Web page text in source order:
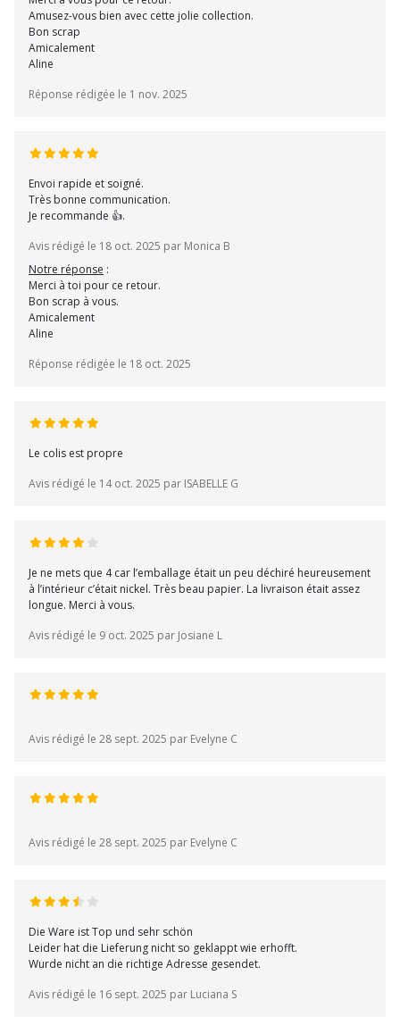
Amusez-vous bien avec cette jolie collection.
Bon scrap
Amicalement
Aline
Réponse rédigée le 1 nov. 2025
Envoi rapide et soigné.
Très bonne communication.
Je recommande 👍.
Avis rédigé le 18 oct. 2025 par Monica B
Notre réponse :
Merci à toi pour ce retour.
Bon scrap à vous.
Amicalement
Aline
Réponse rédigée le 18 oct. 2025
Le colis est propre
Avis rédigé le 14 oct. 2025 par ISABELLE G
Je ne mets que 4 car l’emballage était un peu déchiré heureusement
à l’intérieur c’était nickel. Très beau papier. La livraison était assez
longue. Merci à vous.
Avis rédigé le 9 oct. 2025 par Josiane L
Avis rédigé le 28 sept. 2025 par Evelyne C
Avis rédigé le 28 sept. 2025 par Evelyne C
Die Ware ist Top und sehr schön
Leider hat die Lieferung nicht so geklappt wie erhofft.
Wurde nicht an die richtige Adresse gesendet.
Avis rédigé le 16 sept. 2025 par Luciana S